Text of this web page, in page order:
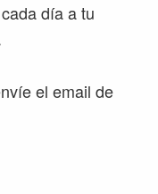
día a tu
el email de